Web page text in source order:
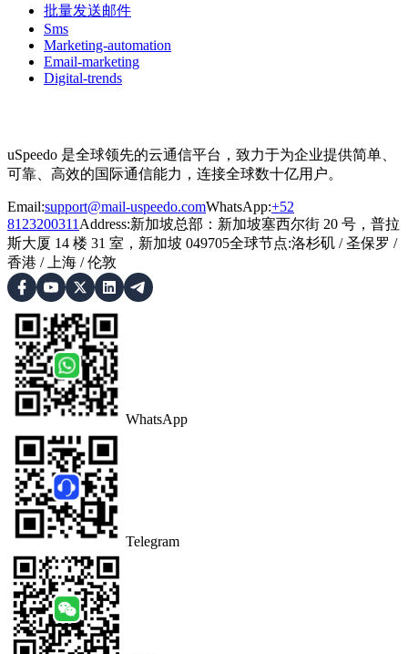
批量发送邮件
Sms
Marketing-automation
Email-marketing
Digital-trends
uSpeedo 是全球领先的云通信平台，致力于为企业提供简单、
可靠、高效的国际通信能力，连接全球数十亿用户。
Email:support@mail-uspeedo.comWhatsApp:+52
8123200311 Address:新加坡总部：新加坡塞西尔街 20 号，普拉
斯大厦 14 楼 31 室，新加坡 049705全球节点:洛杉矶 /圣保罗 /
香港 / 上海 /伦敦
WhatsApp
Telegram